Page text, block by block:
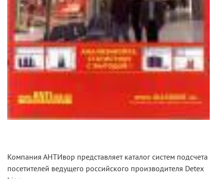
Компания АНТИвор представляет каталог систем подсчета
посетителей ведущего российского производителя Detex